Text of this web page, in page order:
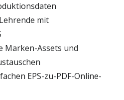
mit
Marken-Assets und
EPS-zu-PDF-Online-